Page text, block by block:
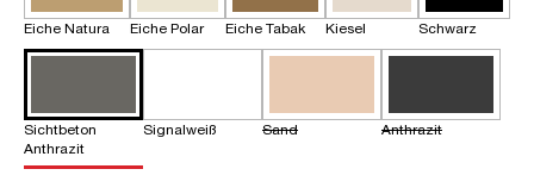
Eiche Natura Eiche Polar Eiche Tabak Kiesel Schwarz
Sichtbeton
Anthrazit
Signalweiß Sand Anthrazit